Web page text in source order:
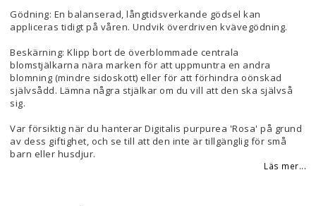
Gödning: En balanserad, långtidsverkande gödsel kan
appliceras tidigt på våren. Undvik överdriven kvävegödning.
Beskärning: Klipp bort de överblommade centrala
blomstjälkarna nära marken för att uppmuntra en andra
blomning (mindre sidoskott) eller för att förhindra oönskad
självsådd. Lämna några stjälkar om du vill att den ska självså
sig.
Var försiktig när du hanterar Digitalis purpurea 'Rosa' på grund
av dess giftighet, och se till att den inte är tillgänglig för små
barn eller husdjur.
Läs mer...